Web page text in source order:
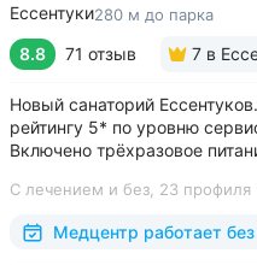
Ессентуки280 м до парка
8.8 71 отзыв 7 в
Новый санаторий
рейтингу 5* по уровню
Включено трёхразовое
в Ессентуках • Центр
до Курортного парка и
С лечением и без, 23 профиля
Медцентр работает